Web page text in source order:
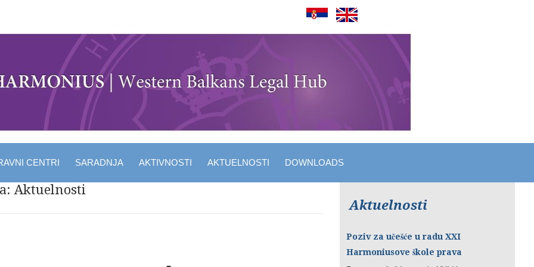
CENTRI SARADNJA AKTIVNOSTI AKTUELNOSTI DOWNLOADS
Aktuelnosti
navigation
Aktuelnosti
Poziv za učešće u radu XXI
Harmoniusove škole prava